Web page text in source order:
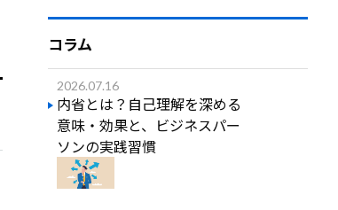
コラム
2026.07.16
内省とは？自己理解を深める
意味・効果と、ビジネスパー
ソンの実践習慣